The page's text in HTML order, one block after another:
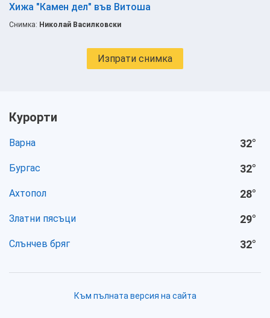
Хижа "Камен дел" във Витоша
Снимка: Николай Василковски
Изпрати снимка
Курорти
Варна 32°
Бургас 32°
Ахтопол 28°
Златни пясъци 29°
Слънчев бряг 32°
Към пълната версия на сайта